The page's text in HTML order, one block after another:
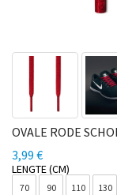
OVALE RODE
3,99 €
LENGTE (CM)
70 90 110 130